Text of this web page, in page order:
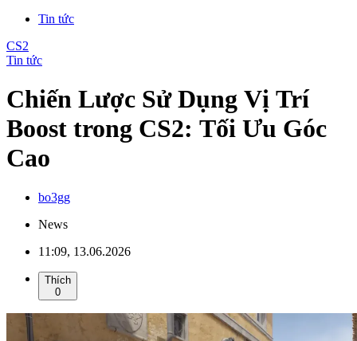
Tin tức
CS2
Tin tức
Chiến Lược Sử Dụng Vị Trí
Boost trong CS2: Tối Ưu Góc
Cao
bo3gg
News
11:09, 13.06.2026
Thích
0